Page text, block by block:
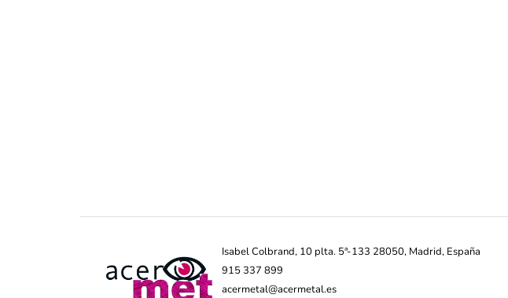
Isabel Colbrand, 10 plta. 5ª-133 28050, Madrid, España
915 337 899
acermetal@acermetal.es